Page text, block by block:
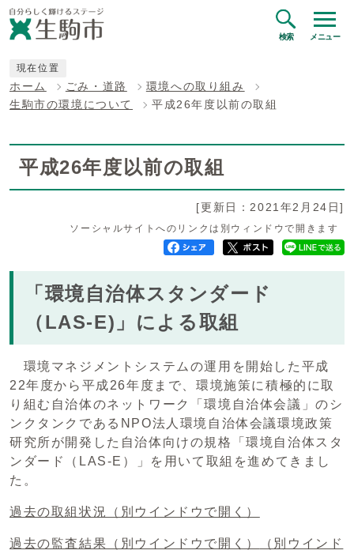
検索 メニュー
現在位置
ホーム ごみ・道路
環境への取り組み
生駒市の環境について
平成26年度以前の取組
平成26年度以前の取組
[更新日：2021年2月24日]
ソーシャルサイトへのリンクは別ウィンドウで開きます
「環境自治体スタンダード
（LAS-E)」による取組
環境マネジメントシステムの運用を開始した平成
22年度から平成26年度まで、環境施策に積極的に取
り組む自治体のネットワーク「環境自治体会議」のシ
ンクタンクであるNPO法人環境自治体会議環境政策
研究所が開発した自治体向けの規格「環境自治体スタ
ンダード（LAS-E）」を用いて取組を進めてきまし
た。
過去の取組状況（別ウインドウで開く）
過去の監査結果（別ウインドウで開く）
（別ウインド